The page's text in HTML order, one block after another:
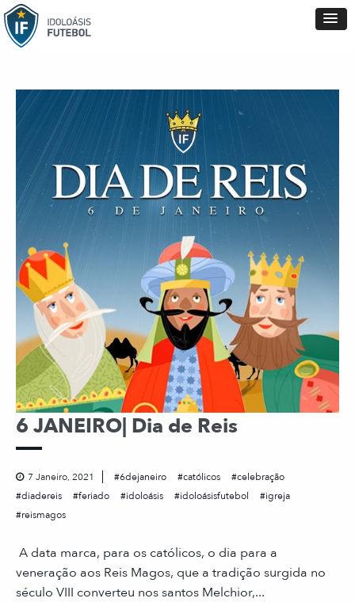
6 JANEIRO| Dia de Reis
7 Janeiro, 2021 6dejaneiro católicos
celebração
diadereis
feriado idoloásis idoloásisfutebol
igreja
reismagos
A data marca, para os católicos, o dia para a
veneração aos Reis Magos, que a tradição surgida no
século VIII converteu nos santos Melchior,...